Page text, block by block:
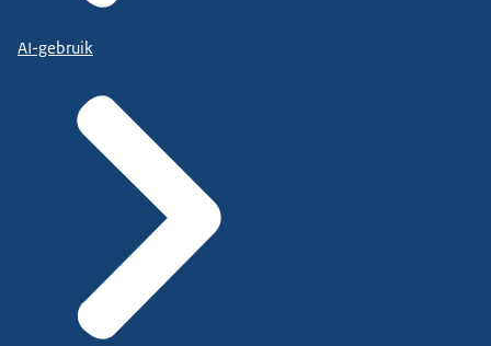
AI-gebruik